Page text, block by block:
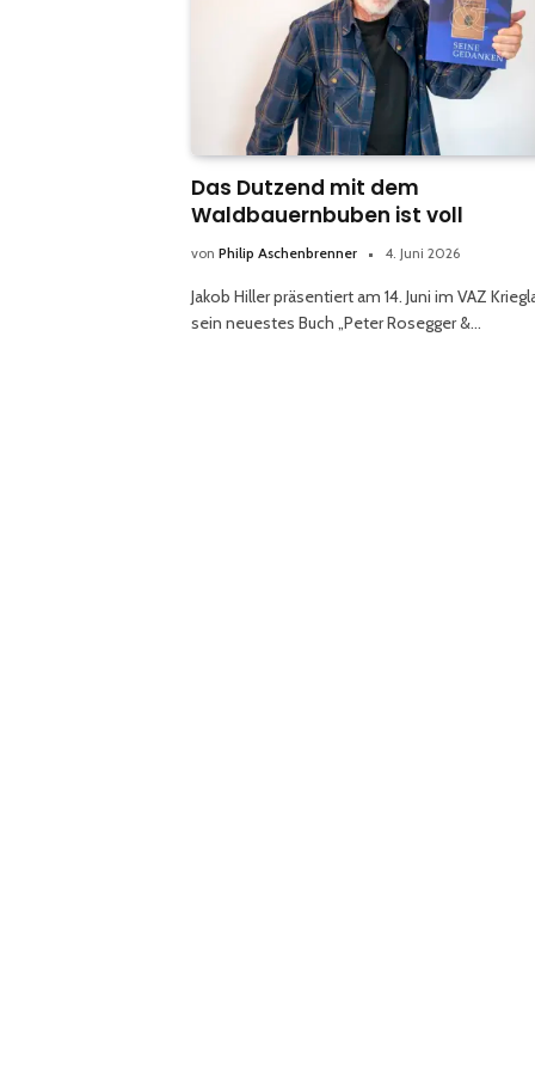
Das Dutzend mit dem
Waldbauernbuben ist voll
von Philip Aschenbrenner 4. Juni 2026
Jakob Hiller präsentiert am 14. Juni im VAZ
sein neuestes Buch „Peter Rosegger &…